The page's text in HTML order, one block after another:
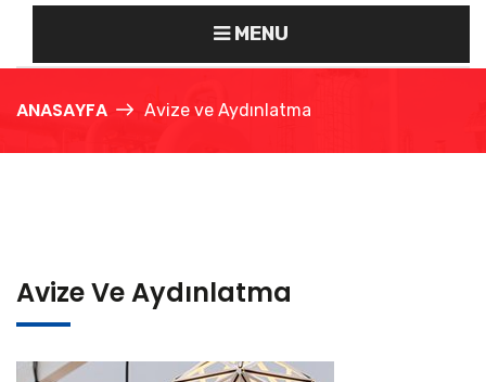
MENU
ANASAYFA Avize ve Aydınlatma
Avize Ve Aydınlatma